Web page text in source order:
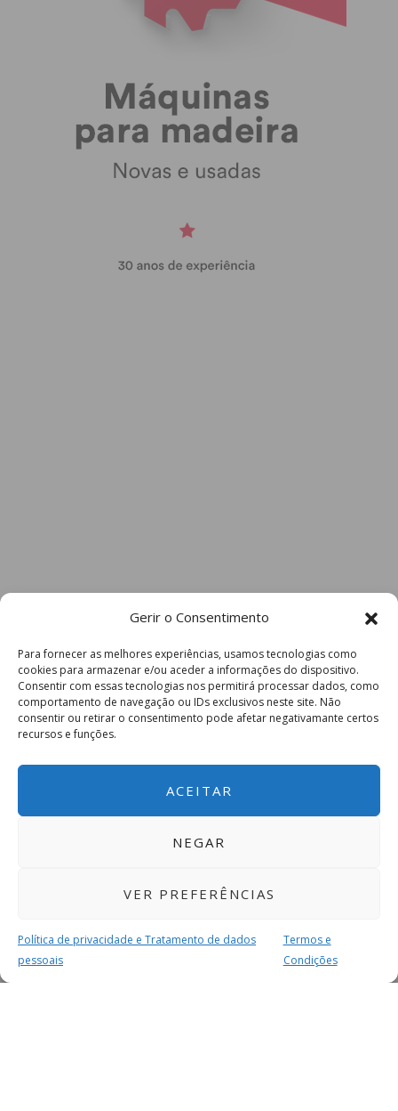
Gerir o Consentimento
Para fornecer as melhores experiências, usamos tecnologias como
cookies para armazenar e/ou aceder a informações do dispositivo.
Consentir com essas tecnologias nos permitirá processar dados, como
comportamento de navegação ou IDs exclusivos neste site. Não
consentir ou retirar o consentimento pode afetar negativamante certos
recursos e funções.
ACEITAR
NEGAR
VER PREFERÊNCIAS
Política de privacidade e Tratamento de dados
pessoais
Termos e
Condições